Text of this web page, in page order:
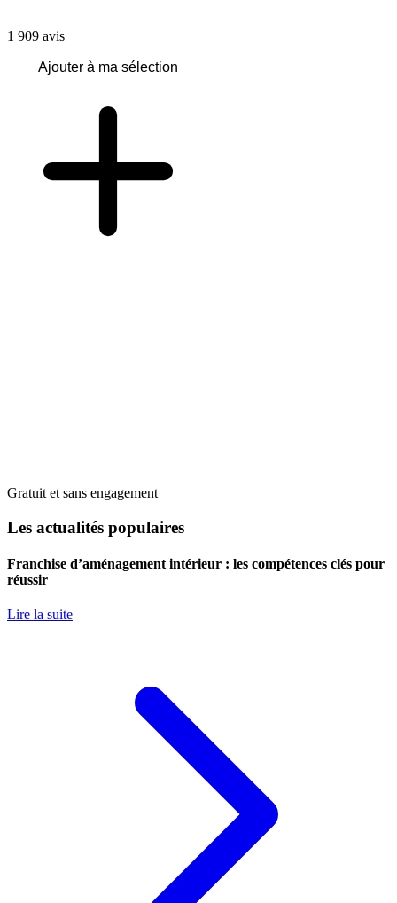
1 909 avis
Ajouter à ma sélection
Gratuit et sans engagement
Les actualités populaires
Franchise d’aménagement intérieur : les compétences clés pour
réussir
Lire la suite